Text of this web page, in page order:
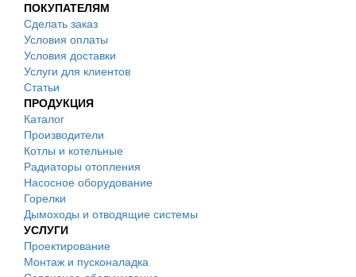
ПОКУПАТЕЛЯМ
Сделать заказ
Условия оплаты
Условия доставки
Услуги для клиентов
Статьи
ПРОДУКЦИЯ
Каталог
Производители
Котлы и котельные
Радиаторы отопления
Насосное оборудование
Горелки
Дымоходы и отводящие системы
УСЛУГИ
Проектирование
Монтаж и пусконаладка